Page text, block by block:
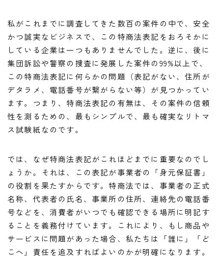
私がこれまでに調査してきた数百の案件の中で、安全
かつ誠実なビジネスで、この特商法表記をおろそかに
している企業は一つもありませんでした。逆に、後に
集団訴訟や警察の捜査に発展した案件の99%以上で、
この特商法表記に何らかの問題（表記がない、住所が
デタラメ、電話番号が繋がらない等）が見つかってい
ます。つまり、特商法表記の有無は、その案件の信頼
性を測るための、最もシンプルで、最も確実なリトマ
ス試験紙なのです。
では、なぜ特商法表記がこれほどまでに重要なのでし
ょうか。それは、この表記が事業者の「身元保証書」
の役割を果たすからです。特商法では、事業者の正式
名称、代表者の氏名、事業所の住所、連絡先の電話番
号などを、消費者がいつでも確認できる場所に明記す
ることを義務付けています。これにより、もし商品や
サービスに問題があった場合、私たちは「誰に」「ど
こへ」責任を追及すればよいのかが明確になります。